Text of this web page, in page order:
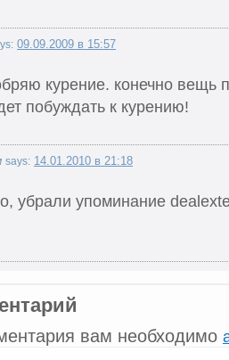
09.09.2009 в 15:57
курение. конечно вещь
побуждать к курению!
says: 14.01.2010 в 21:18
убрали упоминание
вам необходимо